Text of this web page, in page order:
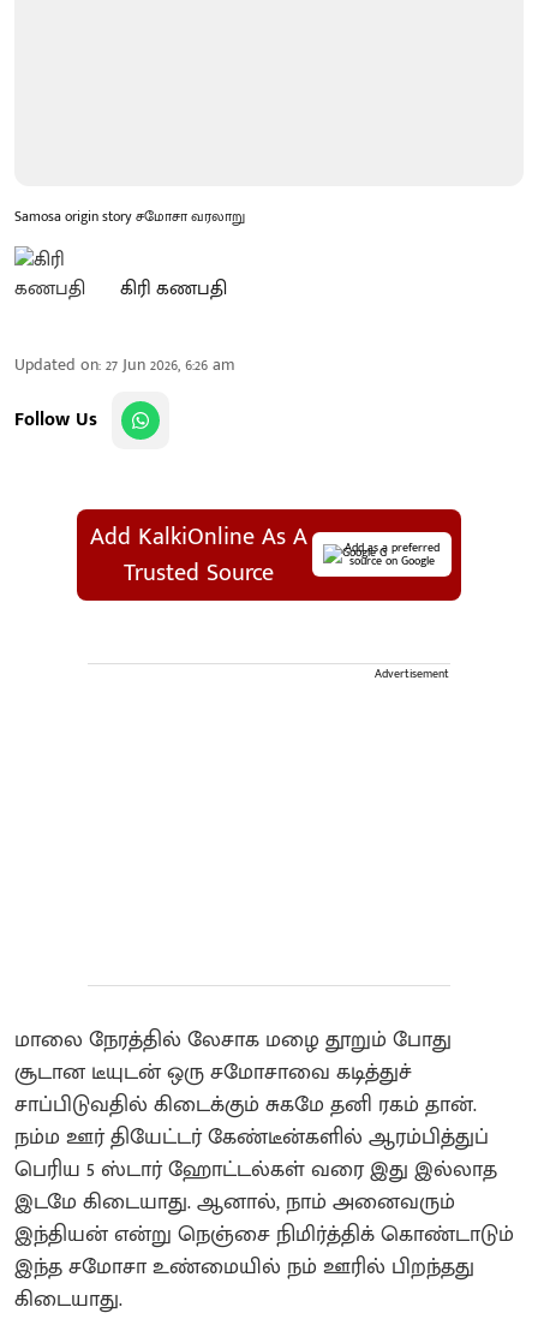
Samosa origin story சமோசா வரலாறு
கிரி கணபதி
Updated on:27 Jun 2026, 6:26 am
Follow Us
Add KalkiOnline As A
Trusted Source
Add as a preferred
source on Google
Advertisement
மாலை நேரத்தில் லேசாக மழை தூறும் போது
சூடான டீயுடன் ஒரு சமோசாவை கடித்துச்
சாப்பிடுவதில் கிடைக்கும் சுகமே தனி ரகம் தான்.
நம்ம ஊர் தியேட்டர் கேண்டீன்களில் ஆரம்பித்துப்
பெரிய 5 ஸ்டார் ஹோட்டல்கள் வரை இது இல்லாத
இடமே கிடையாது. ஆனால், நாம் அனைவரும்
இந்தியன் என்று நெஞ்சை நிமிர்த்திக் கொண்டாடும்
இந்த சமோசா உண்மையில் நம் ஊரில் பிறந்தது
கிடையாது.